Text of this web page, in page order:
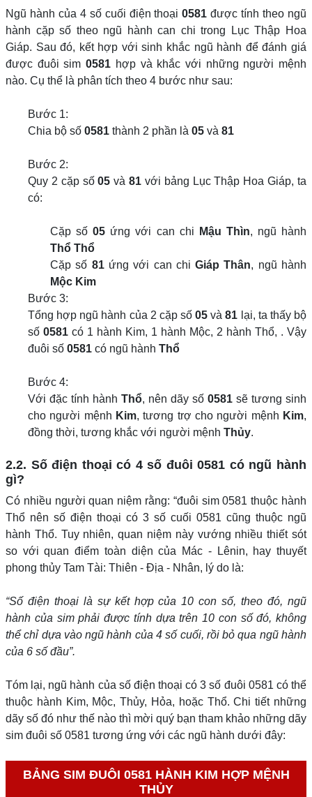
Ngũ hành của 4 số cuối điện thoại0581 được tính theo ngũ
hành cặp số theo ngũ hành can chi trong Lục Thập Hoa
Giáp. Sau đó, kết hợp với sinh khắc ngũ hành để đánh giá
được đuôi sim0581 hợp và khắc với những người mệnh
nào. Cụ thể là phân tích theo 4 bước như sau:
Bước 1:
Chia bộ số 0581 thành 2 phần là 05 và 81
Bước 2:
Quy 2 cặp số05 và81 với bảng Lục Thập Hoa Giáp, ta
có:
Cặp số05 ứng với can chi Mậu Thìn, ngũ hành
Thổ Thổ
Cặp số 81ứng với can chiGiáp Thân, ngũ hành
Mộc Kim
Bước 3:
Tổng hợp ngũ hành của 2 cặp số05 và81 lại, ta thấy bộ
số 0581 có 1 hành Kim, 1 hành Mộc, 2 hành Thổ, . Vậy
đuôi số 0581 có ngũ hành Thổ
Bước 4:
Với đặc tính hành Thổ, nên dãy số 0581 sẽ tương sinh
cho người mệnh Kim, tương trợ cho người mệnh Kim,
đồng thời, tương khắc với người mệnh Thủy.
2.2. Số điện thoại có 4 số đuôi 0581 có ngũ hành
gì?
Có nhiều người quan niệm rằng: “đuôi sim 0581 thuộc hành
Thổ nên số điện thoại có 3 số cuối 0581 cũng thuộc ngũ
hành Thổ. Tuy nhiên, quan niệm này vướng nhiều thiết sót
so với quan điểm toàn diện của Mác - Lênin, hay thuyết
phong thủy Tam Tài: Thiên - Địa - Nhân, lý do là:
“Số điện thoại là sự kết hợp của 10 con số, theo đó, ngũ
hành của sim phải được tính dựa trên 10 con số đó, không
thể chỉ dựa vào ngũ hành của 4 số cuối, rồi bỏ qua ngũ hành
của 6 số đầu”.
Tóm lại, ngũ hành của số điện thoại có 3 số đuôi 0581 có thể
thuộc hành Kim, Mộc, Thủy, Hỏa, hoặc Thổ. Chi tiết những
dãy số đó như thế nào thì mời quý bạn tham khảo những dãy
sim đuôi số 0581 tương ứng với các ngũ hành dưới đây:
BẢNG SIM ĐUÔI 0581 HÀNH KIM HỢP MỆNH
THỦY